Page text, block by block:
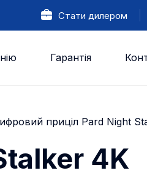
Стати дилером
Гарантія
приціл Pard Night
4K